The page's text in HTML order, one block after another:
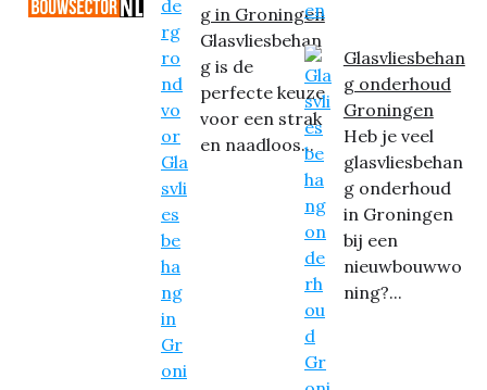
g in Groningen
Glasvliesbehan
g is de
perfecte keuze
voor een strak
en naadloos...
Glasvliesbehan
g onderhoud
Groningen
Heb je veel
glasvliesbehan
g onderhoud
in Groningen
bij een
nieuwbouwwo
ning?...